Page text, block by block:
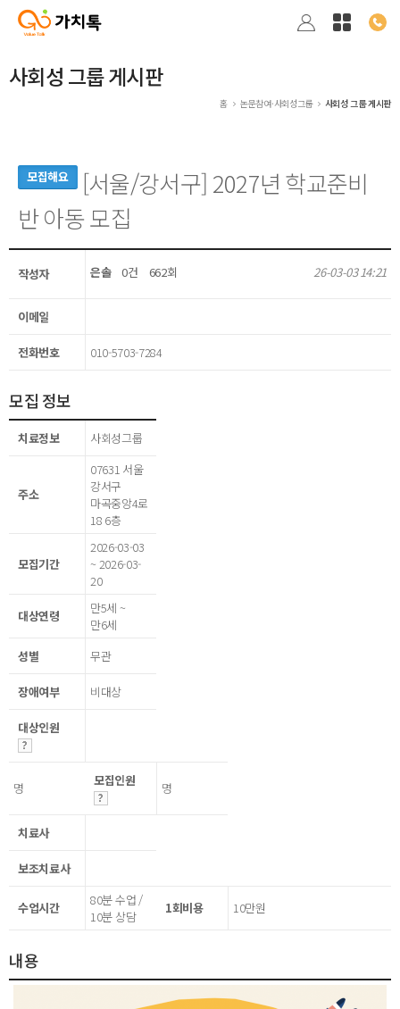
사회성 그룹 게시판
홈 논문참여·사회성그룹 사회성 그룹 게시판
모집해요
[서울/강서구] 2027년 학교준비
반 아동 모집
작성자 은솔 0건 662회 26-03-03 14:21
이메일
전화번호 010-5703-7284
모집 정보
치료정보 사회성그룹
주소
07631 서울
강서구
마곡중앙4로
18 6층
모집기간
2026-03-03
~ 2026-03-
20
대상연령
만5세 ~
만6세
성별
무관
장애여부 비대상
대상인원
명 모집인원 명
치료사
보조치료사
수업시간
80분 수업 /
10분 상담
1회비용 10만원
내용